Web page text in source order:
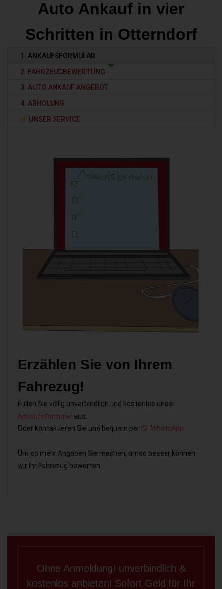
Auto Ankauf in vier
Schritten in Otterndorf
1. ANKAUFSFORMULAR
2. FAHRZEUGBEWERTUNG
3. AUTO ANKAUF ANGEBOT
4. ABHOLUNG
UNSER SERVICE
Erzählen Sie von Ihrem
Fahrezug!
Füllen Sie völlig unverbindlich und kostenlos unser
Ankaufsformular aus.
Oder kontaktieren Sie uns bequem per
WhatsApp
Um so mehr Angaben Sie machen, umso besser können
wir Ihr Fahrezug bewerten.
Ohne Anmeldung! unverbindlich &
kostenlos anbieten! Sofort Geld für Ihr